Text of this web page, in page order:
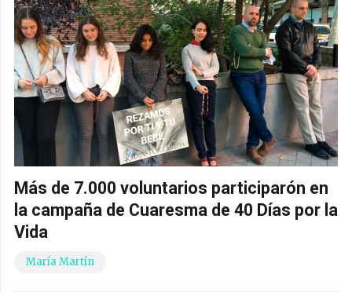
Más de 7.000 voluntarios participarón en
la campaña de Cuaresma de 40 Días por la
Vida
María Martín